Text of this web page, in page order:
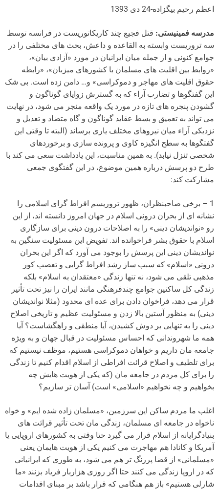
اعظم رحیم بیگزاده-24 دی 1393
مدرسه فمینیستی: قتل فجیع چند کاریکاتوریست در فرانسه توسط
سه تروریست وابسته به القاعده و داعش، بحث های مختلفی را در
جوامع کنونی و از جمله میان ایرانیان در مورد «آزادی بیان»،
«روابط بین اقلیت های مسلمان با کشورهای میزبان»، «رابطه
حقوق اقلیت های مهاجر و دموکراسی» و… دامن زده است. بی شک
این گفتگوها و تضارب آراء که به گسترش زوایای گوناگون و
گشودن پنجره های تازه در مورد یک واقعه منجر می شود، در نهایت
می تواند به تعمیق و بسط عقاید گوناگون و گاه متضاد و تعدیل و
نزدیکی آراء میان نیروهای مختلف یاری برساند (البته تا وقتی این
گفتگوها به سطح انگیزه کاوی و پرونده سازی و برخوردهای
شخصی تنزل نیابد). به همین مناسبت، این یادداشت سعی می کند با
طرح دو پرسش درباره همین موضوع، در این گفتگوی جمعی
مشارکت کند:
1 – برخی صاحبنظران، ظهور تروریسم افراط گرای اسلامی را
نشانه ای از بحران درونی اسلام در جهان امروز دانسته اند، از این
رو «نواندیشان دینی» را به اصلاحات درون دینی برای سازگاری
اسلام با حقوق بشر فراخوانده اند. تفویض این مسئولیت سنگین به
نواندیشان دینی این پرسش را بوجود می آورد که اگر این بحران
درونی «اسلام» که سبب ساز رشد افراط گرایی و تعصب کور
مذهبی تلقی می شود، نه تنها زندگی «معتقدان به اسلام» بلکه
زندگی کل ساکنین جوامع چندفرهنگی مانند ایران را نیز تحت تأثیر
قرار می دهد، فراخوان دادن برای عده ای محدود (مثلا نواندیشان
دینی) به منظور آستین بالا زدن و مسئولیت عظیم و تاریخی اصلاح
دینی را به تنهایی بر دوش کشیدن، آیا منطقی و راهگشاست؟ آیا
همه ما شهروندانی که احساس مسئولیت در قبال جهان و به ویژه
جامعه مان داریم و خواهان دموکراسی هستیم، موظف نیستیم که
برای تلطیف و اصلاح قرائت افراطی از اسلام اقدام کنیم تا زندگی
را برای کل مردم در جامعه مان (که یکی از هویت هایش چه
بخواهیم و چه نخواهیم «اسلامی» است) آسان تر سازیم؟
اغلب ما مردم ساکن این سرزمین، «مسلمان زاده شده ایم» و خواه
ناخواه در جامعه ای مسلمان، زندگی مان تحت تأثیر قرائت های
بنیادگرایانه از اسلام قرار می گیرد حتا وقتی به کشورهای اروپایی یا
آمریکا و کانادا هم مهاجرت می کنیم یکی از هویت هایمان یعنی
«مسلمانی» از قضا پررنگ تر هم می شود، به طوری که ایرانیانی
که در اروپا زندگی می کنند حتا اگر روزی هزاربار فریاد بزنند «ما
شارلی هستیم» باز هم هنگامی که قرار باشد بر مبنای اقدامات